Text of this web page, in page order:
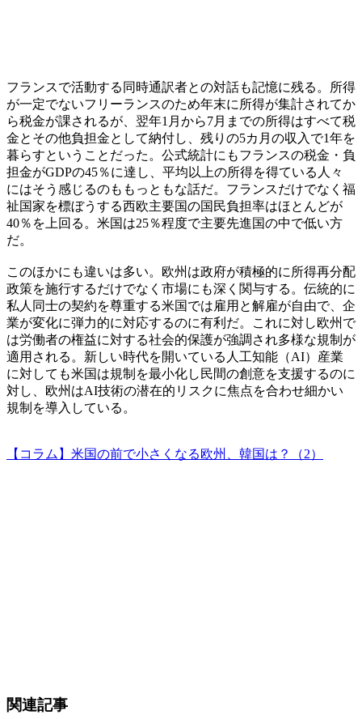
フランスで活動する同時通訳者との対話も記憶に残る。所得
が一定でないフリーランスのため年末に所得が集計されてか
ら税金が課されるが、翌年1月から7月までの所得はすべて税
金とその他負担金として納付し、残りの5カ月の収入で1年を
暮らすということだった。公式統計にもフランスの税金・負
担金がGDPの45％に達し、平均以上の所得を得ている人々
にはそう感じるのももっともな話だ。フランスだけでなく福
祉国家を標ぼうする西欧主要国の国民負担率はほとんどが
40％を上回る。米国は25％程度で主要先進国の中で低い方
だ。
このほかにも違いは多い。欧州は政府が積極的に所得再分配
政策を施行するだけでなく市場にも深く関与する。伝統的に
私人同士の契約を尊重する米国では雇用と解雇が自由で、企
業が変化に弾力的に対応するのに有利だ。これに対し欧州で
は労働者の権益に対する社会的保護が強調され多様な規制が
適用される。新しい時代を開いている人工知能（AI）産業
に対しても米国は規制を最小化し民間の創意を支援するのに
対し、欧州はAI技術の潜在的リスクに焦点を合わせ細かい
規制を導入している。
【コラム】米国の前で小さくなる欧州、韓国は？（2）
関連記事